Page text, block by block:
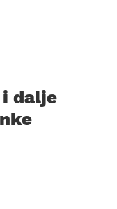
i dalje